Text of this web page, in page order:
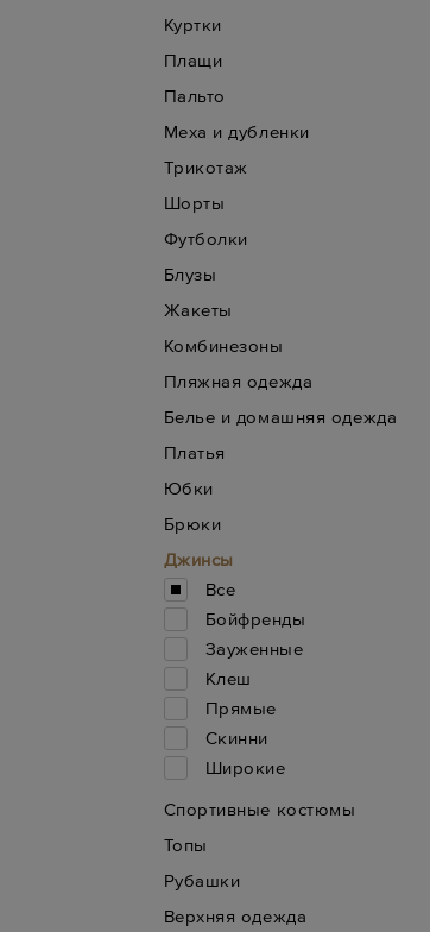
Куртки
Плащи
Пальто
Меха и дубленки
Трикотаж
Шорты
Футболки
Блузы
Жакеты
Комбинезоны
Пляжная одежда
Белье и домашняя одежда
Платья
Юбки
Брюки
Джинсы
Все
Бойфренды
Зауженные
Клеш
Прямые
Скинни
Широкие
Спортивные костюмы
Топы
Рубашки
Верхняя одежда